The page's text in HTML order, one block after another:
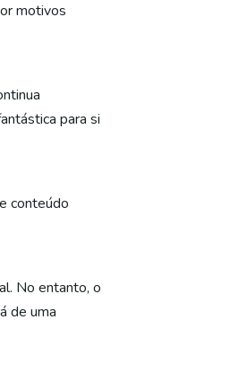
motivos
para si
conteúdo
No entanto, o
de uma